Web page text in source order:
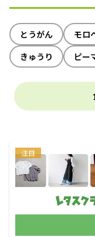
とうがん モロ
きゅうり
ピー
注目